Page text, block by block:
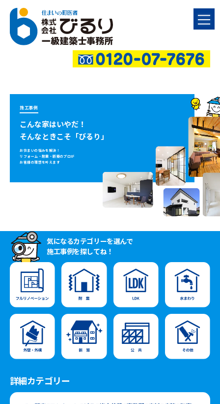
施工事例
こんな家はいやだ！
そんなときこそ「びるり」
お住まいの悩みを解決！
リフォーム・耐震・新築のプロが
お客様の理想を叶えます
気になるカテゴリーを選んで
施工事例を探してね！
詳細カテゴリー